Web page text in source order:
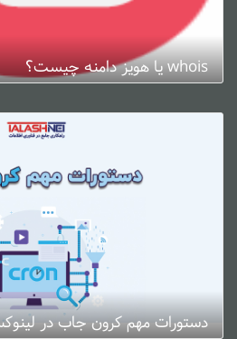
whois یا هویز دامنه چیست؟
دستورات مهم کرون جاب در لینوکس